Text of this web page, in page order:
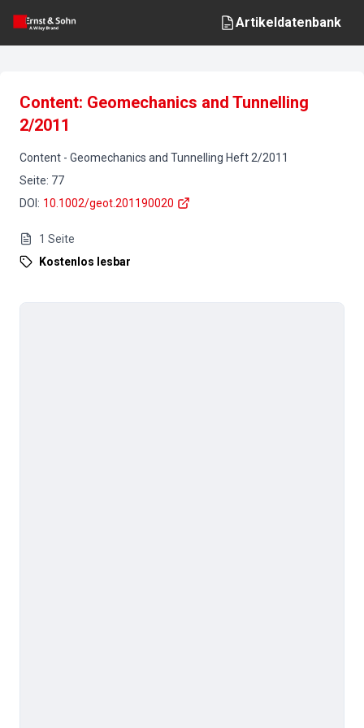
Artikeldatenbank
Content: Geomechanics and Tunnelling
2/2011
Content - Geomechanics and Tunnelling Heft 2/2011
Seite: 77
DOI : 10.1002/geot.201190020
1 Seite
Kostenlos lesbar